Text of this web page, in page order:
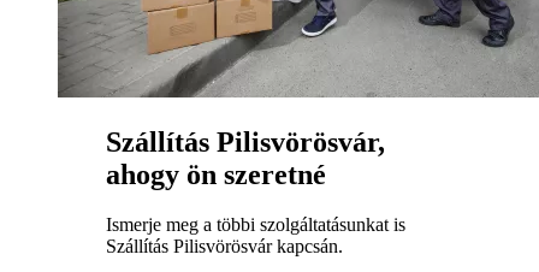
Szállítás Pilisvörösvár,
ahogy ön szeretné
Ismerje meg a többi szolgáltatásunkat is
Szállítás Pilisvörösvár kapcsán.